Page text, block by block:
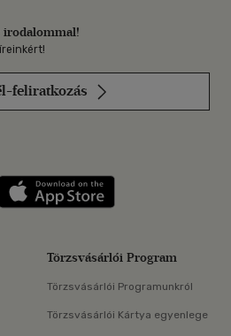
irodalommal!
feliratkozás
ona LinkedInen
applikáció Szerezd meg: Google
Törzsvásárlói Program
Törzsvásárlói Programunkról
Törzsvásárlói Kártya egyenlege